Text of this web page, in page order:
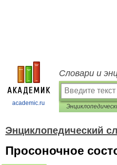
academic.ru
Словари и
Энциклопедический
Просоночное